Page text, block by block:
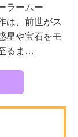
ラームー
は、前世がス
星や宝石をモ
るま…